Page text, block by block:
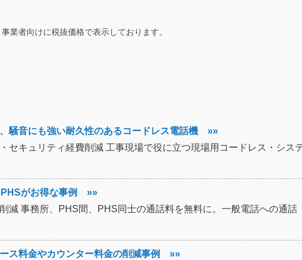
業者向けに税抜価格で表示しております。
騒音にも強い耐久性のあるコードレス電話機 »»
セキュリティ経費削減 工事現場で役に立つ現場用コードレス・シス
がお得な事例 »»
減 事務所、PHS間、PHS同士の通話料を無料に。一般電話への通話
ス料金やカウンター料金の削減事例 »»